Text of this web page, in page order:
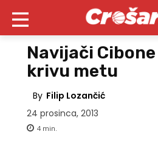
Navijači
krivu metu
By Filip Lozančić
24 prosinca, 2013
4 min.